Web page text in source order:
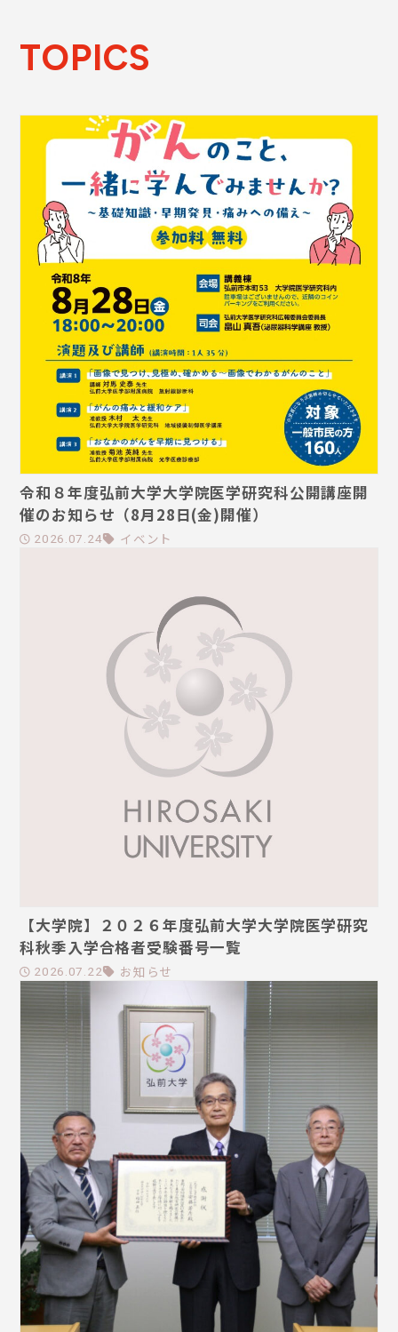
TOPICS
令和８年度弘前大学大学院医学研究科公開講座開
催のお知らせ（8月28日(金)開催）
2026.07.24 イベント
【大学院】２０２６年度弘前大学大学院医学研究
科秋季入学合格者受験番号一覧
2026.07.22 お知らせ